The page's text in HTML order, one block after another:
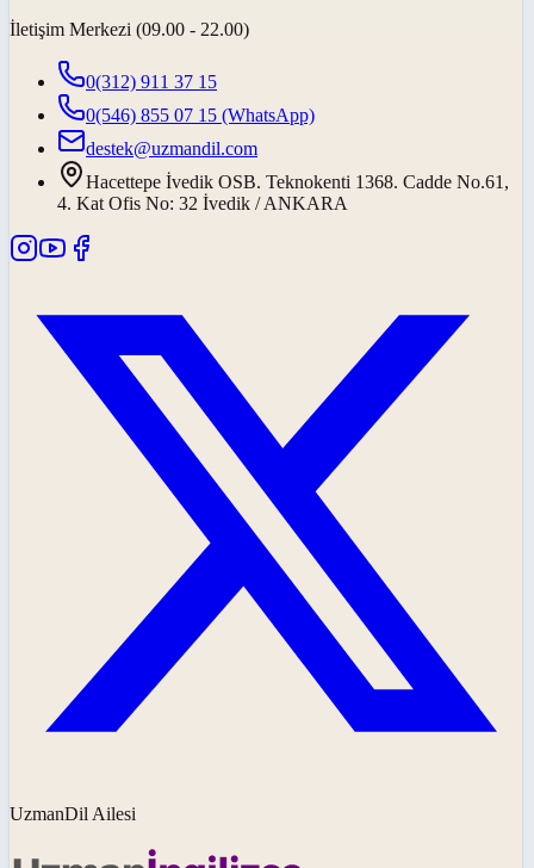
İletişim Merkezi (09.00 - 22.00)
0(312) 911 37 15
0(546) 855 07 15 (WhatsApp)
destek@uzmandil.com
Hacettepe İvedik OSB. Teknokenti 1368. Cadde No.61,
4. Kat Ofis No: 32 İvedik / ANKARA
UzmanDil Ailesi